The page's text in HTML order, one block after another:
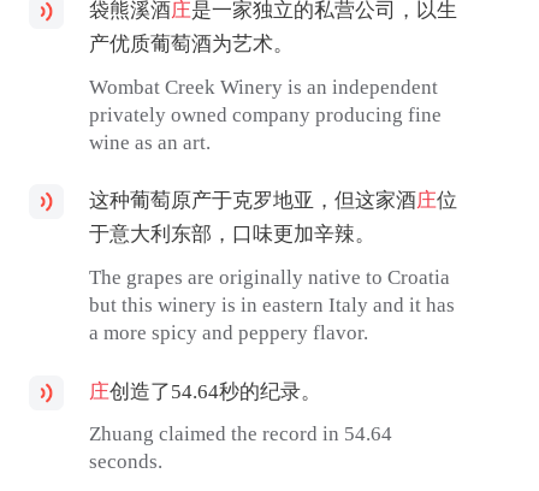
袋熊溪酒庄是一家独立的私营公司，以生
产优质葡萄酒为艺术。
Wombat Creek Winery is an independent
privately owned company producing fine
wine as an art.
这种葡萄原产于克罗地亚，但这家酒庄位
于意大利东部，口味更加辛辣。
The grapes are originally native to Croatia
but this winery is in eastern Italy and it has
a more spicy and peppery flavor.
庄创造了54.64秒的纪录。
Zhuang claimed the record in 54.64
seconds.